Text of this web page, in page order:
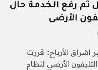
ثم رفع الخدمة حال
الأرضى
اشراق الأرباح:: قررت
الأرضي لنظام